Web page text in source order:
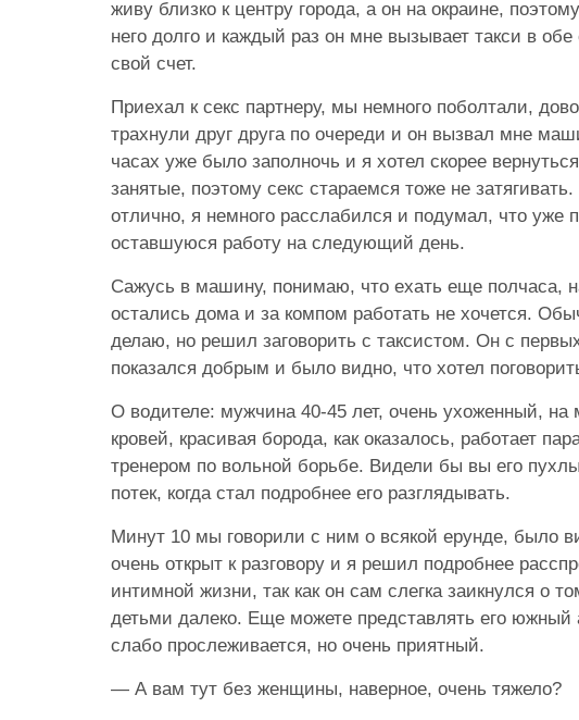
живу близко к центру города, а он на окраине,
него долго и каждый раз он мне вызывает такси в обе
свой счет.
Приехал к секс партнеру, мы немного поболтали,
трахнули друг друга по очереди и он вызвал мне
часах уже было заполночь и я хотел скорее
занятые, поэтому секс стараемся тоже не
отлично, я немного расслабился и подумал, что уже
оставшуюся работу на следующий день.
Сажусь в машину, понимаю, что ехать еще полчаса,
остались дома и за компом работать не хочется.
делаю, но решил заговорить с таксистом. Он с
показался добрым и было видно, что хотел
О водителе: мужчина 40-45 лет, очень ухоженный,
кровей, красивая борода, как оказалось, работает
тренером по вольной борьбе. Видели бы вы его
потек, когда стал подробнее его разглядывать.
Минут 10 мы говорили с ним о всякой ерунде, было
очень открыт к разговору и я решил подробнее
интимной жизни, так как он сам слегка заикнулся о
детьми далеко. Еще можете представлять его южный
слабо прослеживается, но очень приятный.
— А вам тут без женщины, наверное, очень тяжело?